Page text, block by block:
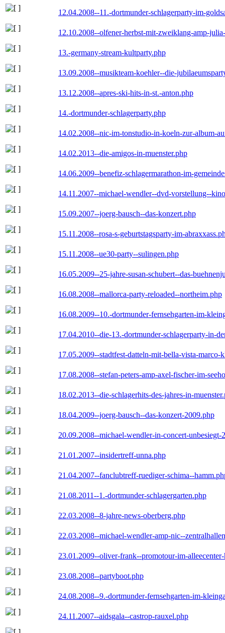
12.04.2008--11.-dortmunder-schlagerparty-im-
12.10.2008--olfener-herbst-mit-zweiklang-amp-
13.-germany-stream-kultparty.php
13.09.2008--musikteam-koehler--die-
13.12.2008--apres-ski-hits-in-st.-anton.php
14.-dortmunder-schlagerparty.php
14.02.2008--nic-im-tonstudio-in-koeln-zur-album-
14.02.2013--die-amigos-in-muenster.php
14.06.2009--benefiz-schlagermarathon-im-
14.11.2007--michael-wendler--dvd-vorstellung--
15.09.2007--joerg-bausch--das-konzert.php
15.11.2008--rosa-s-geburtstagsparty-im-
15.11.2008--ue30-party--sulingen.php
16.05.2009--25-jahre-susan-schubert--das-
16.08.2008--mallorca-party-reloaded--northeim.php
16.08.2009--10.-dortmunder-fernsehgarten-im-
17.04.2010--die-13.-dortmunder-schlagerparty-in-
17.05.2009--stadtfest-datteln-mit-bella-vista-marco-
17.08.2008--stefan-peters-amp-axel-fischer-im-
18.02.2013--die-schlagerhits-des-jahres-in-
18.04.2009--joerg-bausch--das-konzert-2009.php
20.09.2008--michael-wendler-in-concert-unbesiegt-
21.01.2007--insidertreff-unna.php
21.04.2007--fanclubtreff-ruediger-schima--
21.08.2011--1.-dortmunder-schlagergarten.php
22.03.2008--8-jahre-news-oberberg.php
22.03.2008--michael-wendler-amp-nic--
23.01.2009--oliver-frank--promotour-im-
23.08.2008--partyboot.php
24.08.2008--9.-dortmunder-fernsehgarten-im-
24.11.2007--aidsgala--castrop-rauxel.php